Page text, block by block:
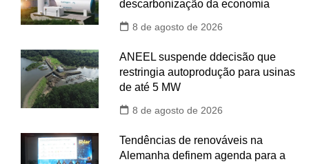
descarbonização da economia
8 de agosto de 2026
ANEEL suspende ddecisão que
restringia autoprodução para usinas
de até 5 MW
8 de agosto de 2026
Tendências de renováveis na
Alemanha definem agenda para a